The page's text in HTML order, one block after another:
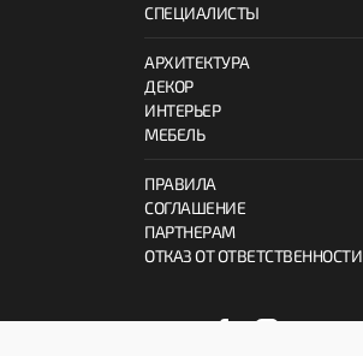
СПЕЦИАЛИСТЫ
АРХИТЕКТУРА
ДЕКОР
ИНТЕРЬЕР
МЕБЕЛЬ
ПРАВИЛА
СОГЛАШЕНИЕ
ПАРТНЕРАМ
ОТКАЗ ОТ ОТВЕТСТВЕННОСТИ